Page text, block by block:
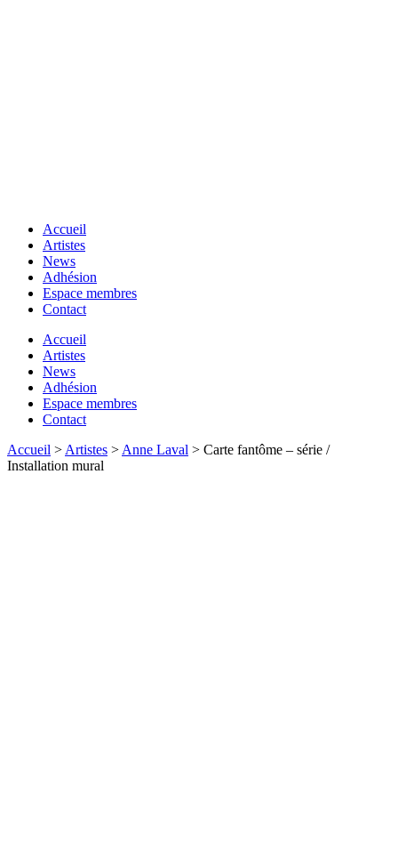
Accueil
Artistes
News
Adhésion
Espace membres
Contact
Accueil
Artistes
News
Adhésion
Espace membres
Contact
Accueil > Artistes > Anne Laval > Carte fantôme – série /
Installation mural